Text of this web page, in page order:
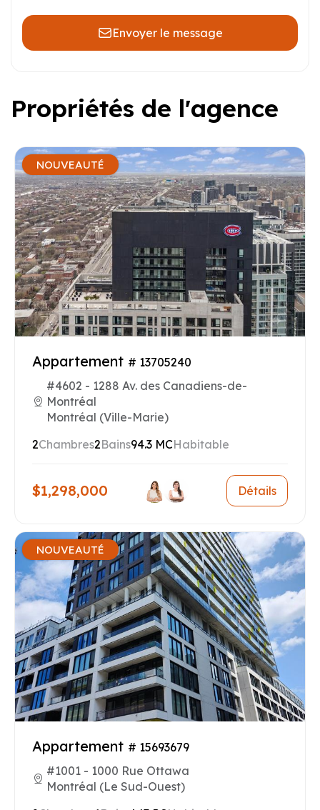
Envoyer le message
Propriétés de l'agence
NOUVEAUTÉ
Appartement # 13705240
#4602 - 1288 Av. des Canadiens-de-
Montréal
Montréal (Ville-Marie)
2Chambres2Bains94.3 MCHabitable
$1,298,000 Détails
NOUVEAUTÉ
Appartement # 15693679
#1001 - 1000 Rue Ottawa
Montréal (Le Sud-Ouest)